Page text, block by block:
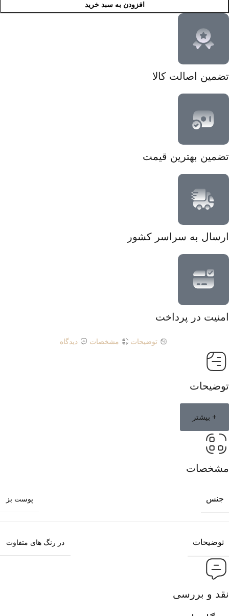
افزودن به سبد خرید
تضمین اصالت کالا
تضمین بهترین قیمت
ارسال به سراسر کشور
امنیت در پرداخت
توضیحات مشخصات دیدگاه
توضیحات
+ بیشتر
مشخصات
جنس پوست بز
توضیحات در رنگ های متفاوت
نقد و بررسی